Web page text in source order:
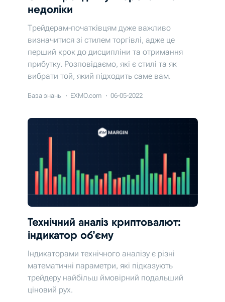
недоліки
Трейдерам-початківцям дуже важливо
визначитися зі стилем торгівлі, адже це
перший крок до дисципліни та отримання
прибутку. Розповідаємо, які є стилі та як
вибрати той, який підходить саме вам.
База знань EXMO.com 06-05-2022
Технічний аналіз криптовалют:
індикатор об’єму
Індикаторами технічного аналізу є різні
математичні параметри, які підказують
трейдеру найбільш ймовірний подальший
ціновий рух.